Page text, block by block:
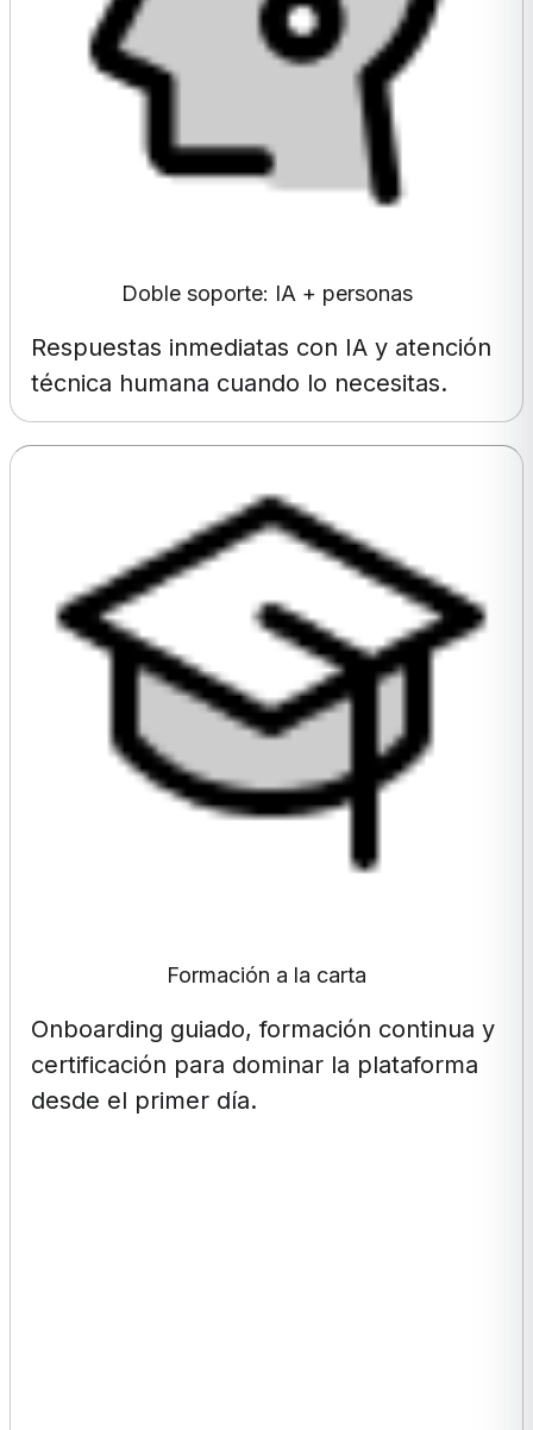
Doble soporte: IA + personas
Respuestas inmediatas con IA y atención
técnica humana cuando lo necesitas.
Formación a la carta
Onboarding guiado, formación continua y
certificación para dominar la plataforma
desde el primer día.